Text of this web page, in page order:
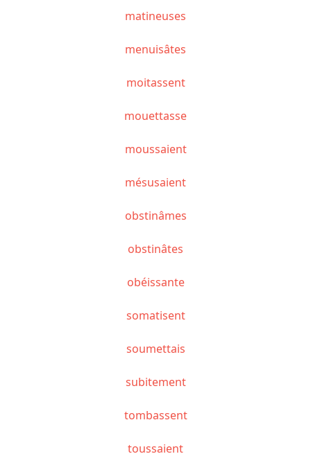
matineuses
menuisâtes
moitassent
mouettasse
moussaient
mésusaient
obstinâmes
obstinâtes
obéissante
somatisent
soumettais
subitement
tombassent
toussaient